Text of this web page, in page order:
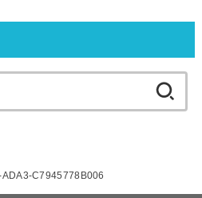
索:
C7945778B006